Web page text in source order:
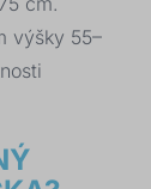
výšky 55–